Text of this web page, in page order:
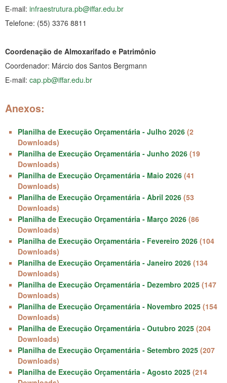
E-mail: infraestrutura.pb@iffar.edu.br
Telefone: (55) 3376 8811
Coordenação de Almoxarifado e Patrimônio
Coordenador: Márcio dos Santos Bergmann
E-mail: cap.pb@iffar.edu.br
Anexos:
Planilha de Execução Orçamentária - Julho 2026 (2
Downloads)
Planilha de Execução Orçamentária - Junho 2026 (19
Downloads)
Planilha de Execução Orçamentária - Maio 2026 (41
Downloads)
Planilha de Execução Orçamentária - Abril 2026 (53
Downloads)
Planilha de Execução Orçamentária - Março 2026 (86
Downloads)
Planilha de Execução Orçamentária - Fevereiro 2026 (104
Downloads)
Planilha de Execução Orçamentária - Janeiro 2026 (134
Downloads)
Planilha de Execução Orçamentária - Dezembro 2025 (147
Downloads)
Planilha de Execução Orçamentária - Novembro 2025 (154
Downloads)
Planilha de Execução Orçamentária - Outubro 2025 (204
Downloads)
Planilha de Execução Orçamentária - Setembro 2025 (207
Downloads)
Planilha de Execução Orçamentária - Agosto 2025 (214